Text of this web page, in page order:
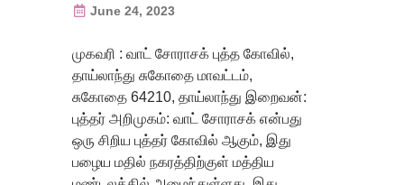
June 24, 2023
முகவரி : வாட் சோராசக் புத்த கோவில்,
தாய்லாந்து சுகோதை மாவட்டம்,
சுகோதை 64210, தாய்லாந்து இறைவன்:
புத்தர் அறிமுகம்: வாட் சோராசக் என்பது
ஒரு சிறிய புத்தர் கோவில் ஆகும், இது
பழைய மதில் நகரத்திற்குள் மத்திய